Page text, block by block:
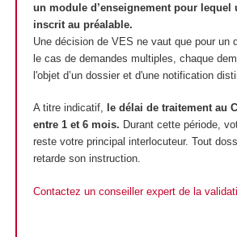
un module d’enseignement pour lequel
inscrit au préalable.
Une décision de VES ne vaut que pour un
le cas de demandes multiples, chaque
l'objet d’un dossier et d'une notification
A titre indicatif, le délai de traitement au
entre 1 et 6 mois. Durant cette période,
reste votre principal interlocuteur. Tout
retarde son instruction.
Contactez un conseiller expert de la